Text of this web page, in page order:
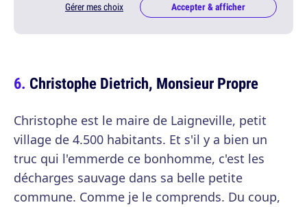
Gérer mes choix Accepter & afficher
Christophe Dietrich, Monsieur Propre
Christophe est le maire de Laigneville, petit
village de 4.500 habitants. Et s'il y a bien un
truc qui l'emmerde ce bonhomme, c'est les
décharges sauvage dans sa belle petite
commune. Comme je le comprends. Du coup,